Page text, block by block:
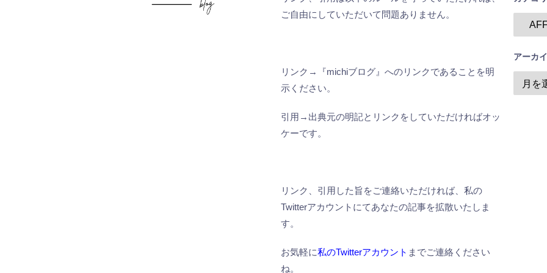
ご自由にしていただいて問題ありません。
リンク→『michiブログ』へのリンクであることを明
示ください。
引用→出典元の明記とリンクをしていただければオッ
ケーです。
リンク、引用した旨をご連絡いただければ、私の
Twitterアカウントにてあなたの記事を拡散いたしま
す。
お気軽に私のTwitterアカウント までご連絡ください
ね。
アーカ